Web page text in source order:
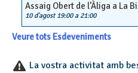
Assaig Obert de l’Àliga a La
10 d'agost 19:00a 21:00
Veure tots Esdeveniments
La vostra activitat amb